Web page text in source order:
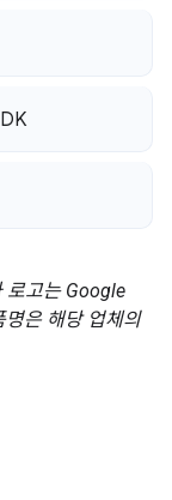
로고는 Google
명은 해당 업체의